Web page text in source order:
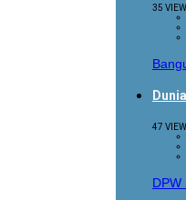
35
47
DPW